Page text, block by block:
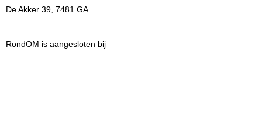
De Akker 39, 7481 GA
RondOM is aangesloten bij